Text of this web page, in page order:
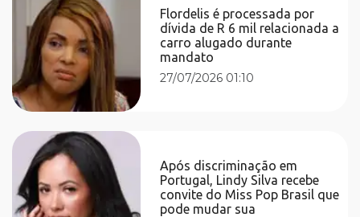
Flordelis é processada por
dívida de R 6 mil relacionada a
carro alugado durante
mandato
27/07/2026 01:10
Após discriminação em
Portugal, Lindy Silva recebe
convite do Miss Pop Brasil que
pode mudar sua